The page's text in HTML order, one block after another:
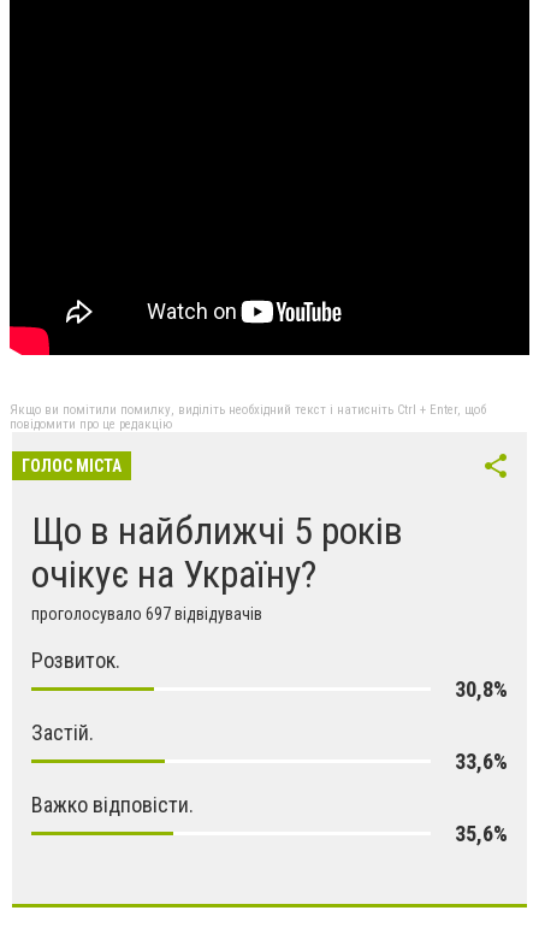
Якщо ви помітили помилку, виділіть необхідний текст і натисніть Ctrl + Enter, щоб
повідомити про це редакцію
ГОЛОС МІСТА
Що в найближчі 5 років
очікує на Україну?
проголосувало 697 відвідувачів
Розвиток.
30,8%
Застій.
33,6%
Важко відповісти.
35,6%